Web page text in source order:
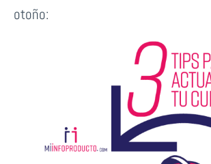
otoño: